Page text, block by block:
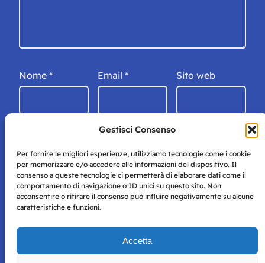
Gestisci Consenso
Per fornire le migliori esperienze, utilizziamo tecnologie come i cookie
per memorizzare e/o accedere alle informazioni del dispositivo. Il
consenso a queste tecnologie ci permetterà di elaborare dati come il
comportamento di navigazione o ID unici su questo sito. Non
acconsentire o ritirare il consenso può influire negativamente su alcune
caratteristiche e funzioni.
Accetta
Nome * Email * Sito web
Storie di Napoli è una testata registrata presso il tribunale di